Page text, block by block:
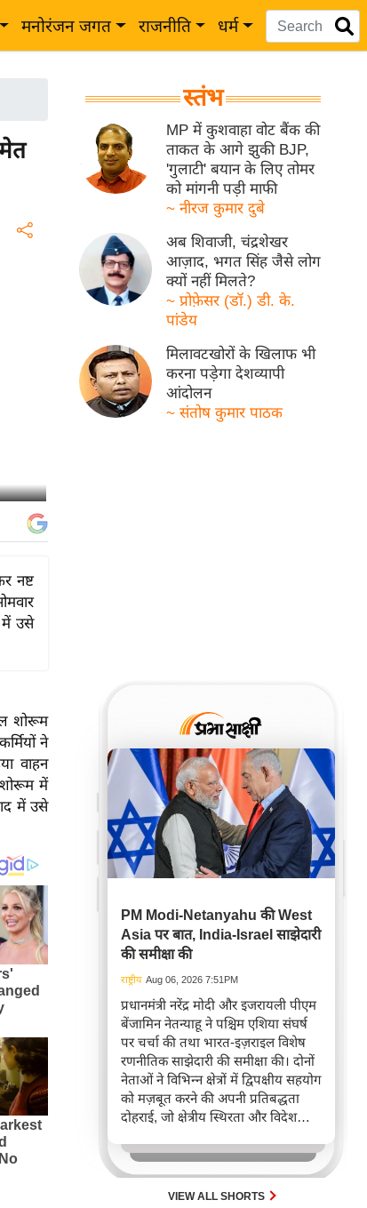
मनोरंजन जगत राजनीति धर्म
नष्ट
में उसे
शोरूम
ने
वाहन
शोरूम में
में उसे
स्तंभ
MP में कुशवाहा वोट बैंक की
ताकत के आगे झुकी BJP,
'गुलाटी' बयान के लिए तोमर
को मांगनी पड़ी माफी
~ नीरज कुमार दुबे
अब शिवाजी, चंद्रशेखर
आज़ाद, भगत सिंह जैसे लोग
क्यों नहीं मिलते?
~ प्रोफ़ेसर (डॉ.) डी. के.
पांडेय
मिलावटखोरों के खिलाफ भी
करना पड़ेगा देशव्यापी
आंदोलन
~ संतोष कुमार पाठक
PM Modi-Netanyahu की West
Asia पर बात, India-Israel साझेदारी
की समीक्षा की
राष्ट्रीय Aug 06, 2026 7:51PM
प्रधानमंत्री नरेंद्र मोदी और इजरायली पीएम
बेंजामिन नेतन्याहू ने पश्चिम एशिया संघर्ष
पर चर्चा की तथा भारत-इज़राइल विशेष
रणनीतिक साझेदारी की समीक्षा की। दोनों
नेताओं ने विभिन्न क्षेत्रों में द्विपक्षीय सहयोग
को मज़बूत करने की अपनी प्रतिबद्धता
दोहराई, जो क्षेत्रीय स्थिरता और विदेश
करता है।
VIEW ALL SHORTS